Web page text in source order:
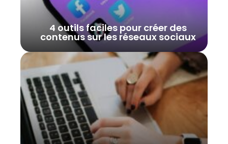
4 outils faciles pour créer des
contenus sur les réseaux sociaux